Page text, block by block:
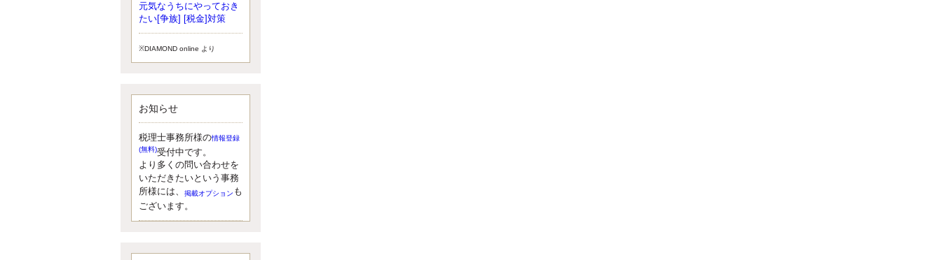
ブログ
平成２７年１月１日以降開始の相
続より、相続税の基礎控除額（相
続税が課税されない遺産の上限
しています。
更新:2017年5月1日(大阪市中央区)
湘南BUN税理士事務所
湘南のぽっちゃり女性税理
士松村文子と湘南ＢＵ
また最近、税理士試験のご相談を
受けることおおくなりました。受
験申し込み受け付け開始になるか
ダメと思う前に、全力で勝負して
元気なうちにやっておき
たい[争族] [税金]対策
※DIAMOND online より
お知らせ
税理士事務所様の情報登録
(無料)受付中です。
より多くの問い合わせを
いただきたいという事務
所様には、
掲載オプション も
ございます。